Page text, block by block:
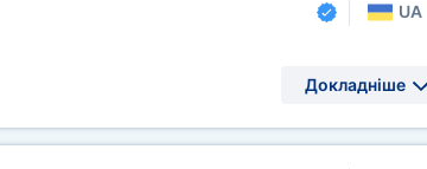
UA
Докладніше